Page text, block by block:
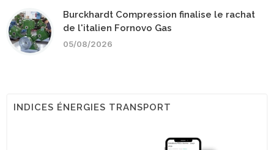
Burckhardt Compression finalise le rachat
de l'italien Fornovo Gas
05/08/2026
INDICES ÉNERGIES TRANSPORT